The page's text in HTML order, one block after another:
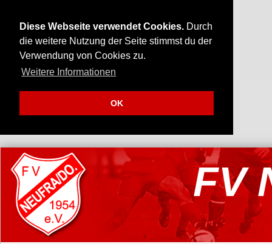
Diese Webseite verwendet Cookies. Durch
die weitere Nutzung der Seite stimmst du der
Verwendung von Cookies zu.
Weitere Informationen
OK
FV